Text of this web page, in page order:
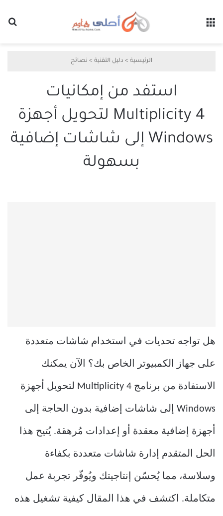
الرئيسية > دليل التقنية > نصائح
استفد من إمكانيات
Multiplicity 4 لتحويل أجهزة
Windows إلى شاشات إضافية
بسهولة
هل تواجه تحديات في استخدام شاشات متعددة
على جهاز الكمبيوتر الخاص بك؟ الآن يمكنك
الاستفادة من برنامج Multiplicity 4 لتحويل أجهزة
Windows إلى شاشات إضافية بدون الحاجة إلى
أجهزة إضافية معقدة أو إعدادات مُرهقة. يُتيح هذا
الحل المتقدم إدارة شاشات متعددة بكفاءة
وسلاسة، مما يُحسّن إنتاجيتك ويُوفّر تجربة عمل
متكاملة. اكتشف في هذا المقال كيفية تشغيل هذه